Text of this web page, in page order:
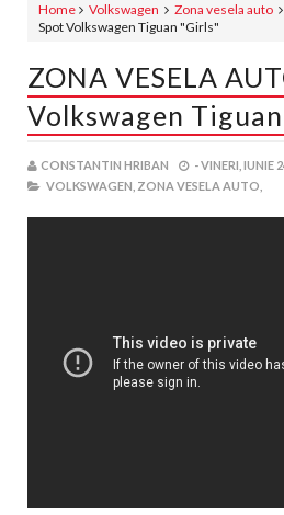
Home Volkswagen Zona vesela auto
Spot Volkswagen Tiguan "Girls"
ZONA VESELA
Volkswagen
CONSTANTIN HRIBAN -VINERI, IUNIE
VOLKSWAGEN, ZONA VESELA AUTO,